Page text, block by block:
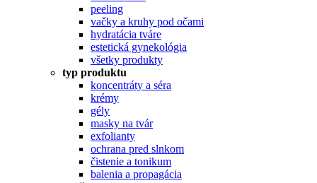
peeling
vačky a kruhy pod očami
hydratácia tváre
estetická gynekológia
všetky produkty
typ produktu
koncentráty a séra
krémy
gély
masky na tvár
exfolianty
ochrana pred slnkom
čistenie a tonikum
balenia a propagácia